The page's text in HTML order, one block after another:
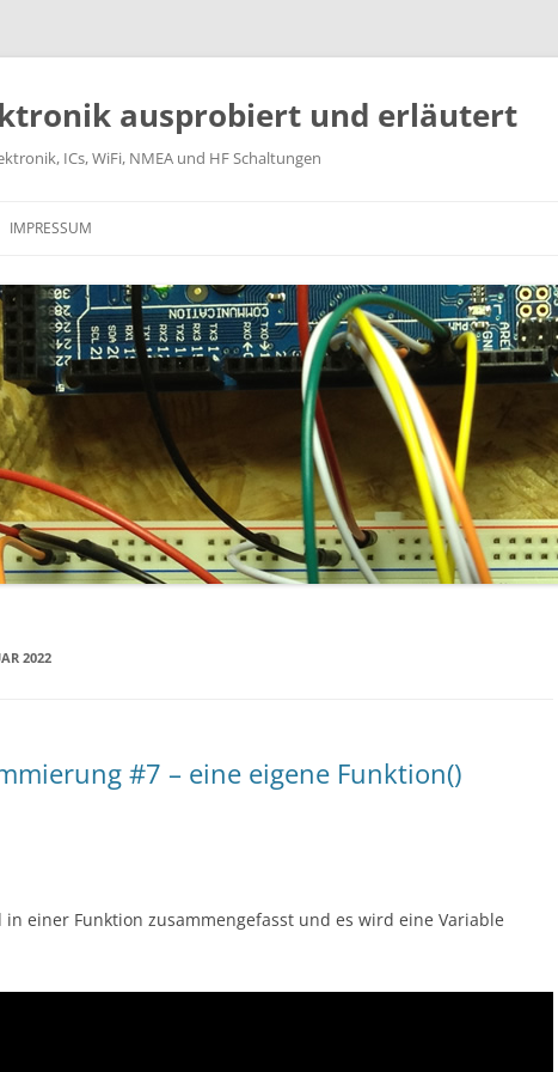
ausprobiert und erläutert
ICs, WiFi, NMEA und HF Schaltungen
IMPRESSUM
2022
#7 – eine eigene Funktion()
in einer Funktion zusammengefasst und es wird eine Variable